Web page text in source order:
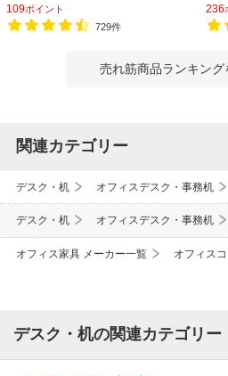
109ポイント
729件
236
売れ筋商品ランキング
関連カテゴリー
デスク・机 オフィスデスク・事務机
デスク・机 オフィスデスク・事務机
オフィス家具 メーカー一覧 オフィス
デスク・机の関連カテゴリー